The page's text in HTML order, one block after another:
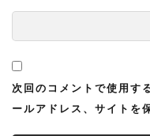
次回のコメントで使用す
ールアドレス、サイトを